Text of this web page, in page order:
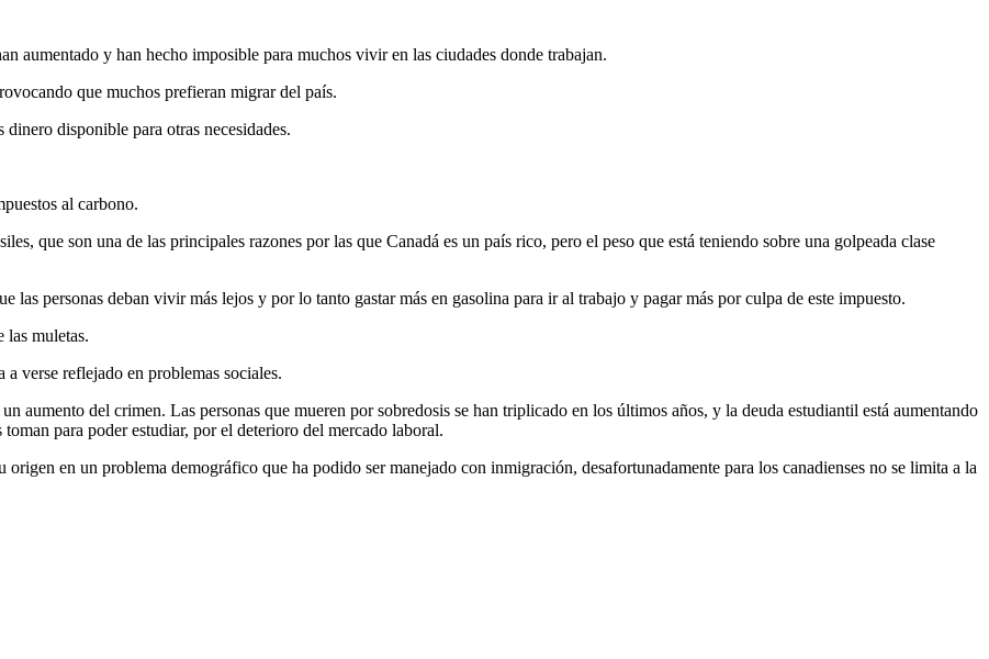
aumentado y han hecho imposible para muchos vivir en las ciudades donde trabajan.
que muchos prefieran migrar del país.
disponible para otras necesidades.
al carbono.
que son una de las principales razones por las que Canadá es un país rico, pero el peso que está teniendo sobre una golpeada clase
las personas deban vivir más lejos y por lo tanto gastar más en gasolina para ir al trabajo y pagar más por culpa de este impuesto.
las muletas.
verse reflejado en problemas sociales.
aumento del crimen. Las personas que mueren por sobredosis se han triplicado en los últimos años, y la deuda estudiantil está aumentando
para poder estudiar, por el deterioro del mercado laboral.
en un problema demográfico que ha podido ser manejado con inmigración, desafortunadamente para los canadienses no se limita a la